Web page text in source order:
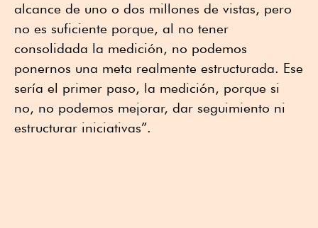
alcance de uno o dos millones de vistas, pero
no es suficiente porque, al no tener
consolidada la medición, no podemos
ponernos una meta realmente estructurada. Ese
sería el primer paso, la medición, porque si
no, no podemos mejorar, dar seguimiento ni
estructurar iniciativas”.